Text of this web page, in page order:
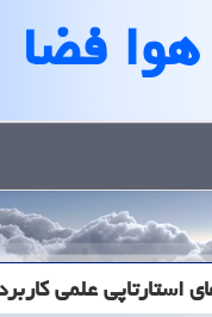
هوا فضا
استارتاپی علمی